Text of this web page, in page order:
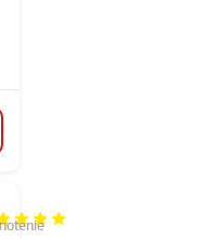
počet hodnotení: 1